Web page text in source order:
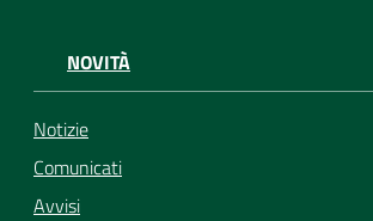
NOVITÀ
Notizie
Comunicati
Avvisi